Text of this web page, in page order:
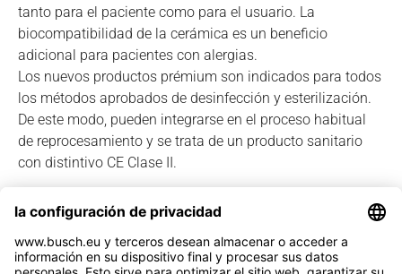
tanto para el paciente como para el usuario. La
biocompatibilidad de la cerámica es un beneficio
adicional para pacientes con alergias.
Los nuevos productos prémium son indicados para todos
los métodos aprobados de desinfección y esterilización.
De este modo, pueden integrarse en el proceso habitual
de reprocesamiento y se trata de un producto sanitario
con distintivo CE Clase II.
Ver catálogo especial